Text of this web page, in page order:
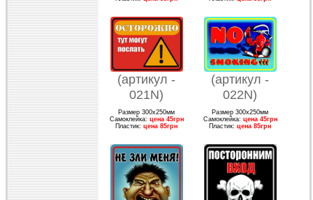
(артикул -
021N)
Размер 300х250мм
Самоклейка: цена 45грн
Пластик:цена 85грн
(артикул -
022N)
Размер 300х250мм
Самоклейка: цена 45грн
Пластик:цена 85грн